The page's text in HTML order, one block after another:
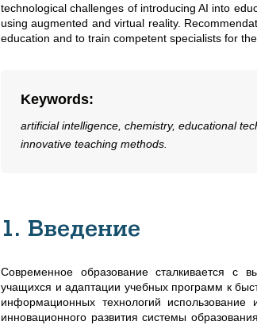
technological challenges of introducing AI into
using augmented and virtual reality.
education and to train competent specialists for
Keywords:
artificial intelligence, chemistry, educational
innovative teaching methods.
1. Введение
Современное образование сталкивается с
учащихся и адаптации учебных программ к
информационных технологий использование
инновационного развития системы образования